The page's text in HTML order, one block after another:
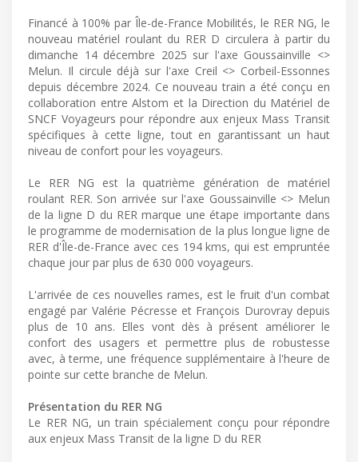
Financé à 100% par Île-de-France Mobilités, le RER NG, le
nouveau matériel roulant du RER D circulera à partir du
dimanche 14 décembre 2025 sur l'axe Goussainville <>
Melun. Il circule déjà sur l'axe Creil <> Corbeil-Essonnes
depuis décembre 2024. Ce nouveau train a été conçu en
collaboration entre Alstom et la Direction du Matériel de
SNCF Voyageurs pour répondre aux enjeux Mass Transit
spécifiques à cette ligne, tout en garantissant un haut
niveau de confort pour les voyageurs.
Le RER NG est la quatrième génération de matériel
roulant RER. Son arrivée sur l'axe Goussainville <> Melun
de la ligne D du RER marque une étape importante dans
le programme de modernisation de la plus longue ligne de
RER d'Île-de-France avec ces 194 kms, qui est empruntée
chaque jour par plus de 630 000 voyageurs.
L'arrivée de ces nouvelles rames, est le fruit d'un combat
engagé par Valérie Pécresse et François Durovray depuis
plus de 10 ans. Elles vont dès à présent améliorer le
confort des usagers et permettre plus de robustesse
avec, à terme, une fréquence supplémentaire à l'heure de
pointe sur cette branche de Melun.
Présentation du RER NG
Le RER NG, un train spécialement conçu pour répondre
aux enjeux Mass Transit de la ligne D du RER